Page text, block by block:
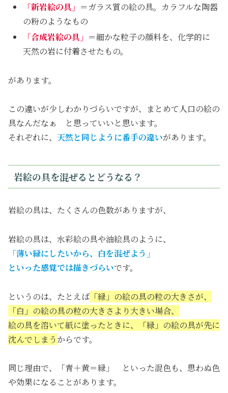
「新岩絵の具」 ＝ガラス質の絵の具。カラフルな陶器
の粉のようなもの
「合成岩絵の具」 ＝細かな粒子の顔料を、化学的に
天然の岩に付着させたもの。
があります。
この違いが少しわかりづらいですが、まとめて人口の絵の
具なんだなぁ と思っていいと思います。
それぞれに、 天然と同じように番手の違いがあります。
岩絵の具を混ぜるとどうなる？
岩絵の具は、たくさんの色数がありますが、
岩絵の具は、水彩絵の具や油絵具のように、
「薄い緑にしたいから、白を混ぜよう」
といった感覚では描きづらいです。
というのは、たとえば 「緑」の絵の具の粒の大きさが、
「白」の絵の具の粒の大きさより大きい場合、
絵の具を溶いて紙に塗ったときに、「緑」の絵の具が先に
沈んでしまう からです。
同じ理由で、「青＋黄＝緑」 といった混色も、思わぬ色
や効果になることがあります。